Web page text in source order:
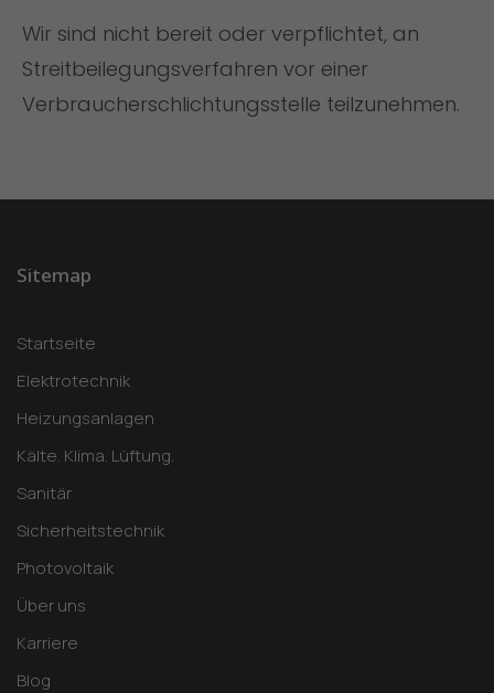
Wir sind nicht bereit oder verpflichtet, an
Streitbeilegungsverfahren vor einer
Verbraucherschlichtungsstelle teilzunehmen.
Sitemap
Startseite
Elektrotechnik
Heizungsanlagen
Kälte. Klima. Lüftung.
Sanitär
Sicherheitstechnik
Photovoltaik
Über uns
Karriere
Blog